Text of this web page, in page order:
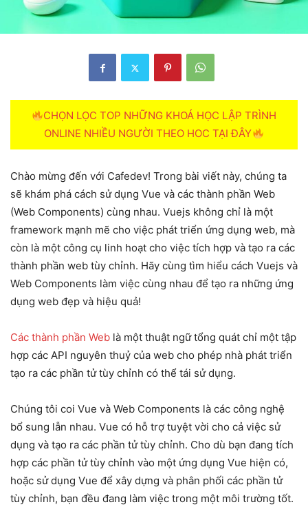
CHỌN LỌC TOP NHỮNG KHOÁ HỌC LẬP TRÌNH
ONLINE NHIỀU NGƯỜI THEO HOC TẠI ĐÂY
Chào mừng đến với Cafedev! Trong bài viết này, chúng ta
sẽ khám phá cách sử dụng Vue và các thành phần Web
(Web Components) cùng nhau. Vuejs không chỉ là một
framework mạnh mẽ cho việc phát triển ứng dụng web, mà
còn là một công cụ linh hoạt cho việc tích hợp và tạo ra các
thành phần web tùy chỉnh. Hãy cùng tìm hiểu cách Vuejs và
Web Components làm việc cùng nhau để tạo ra những ứng
dụng web đẹp và hiệu quả!
Các thành phần Web là một thuật ngữ tổng quát chỉ một tập
hợp các API nguyên thuỷ của web cho phép nhà phát triển
tạo ra các phần tử tùy chỉnh có thể tái sử dụng.
Chúng tôi coi Vue và Web Components là các công nghệ
bổ sung lẫn nhau. Vue có hỗ trợ tuyệt vời cho cả việc sử
dụng và tạo ra các phần tử tùy chỉnh. Cho dù bạn đang tích
hợp các phần tử tùy chỉnh vào một ứng dụng Vue hiện có,
hoặc sử dụng Vue để xây dựng và phân phối các phần tử
tùy chỉnh, bạn đều đang làm việc trong một môi trường tốt.